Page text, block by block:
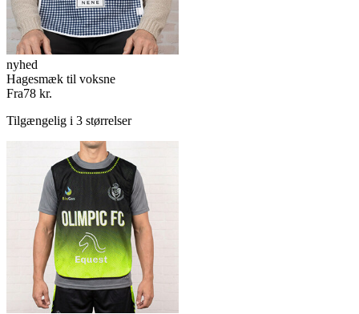
nyhed
Hagesmæk til voksne
Fra78 kr.
Tilgængelig i 3 størrelser